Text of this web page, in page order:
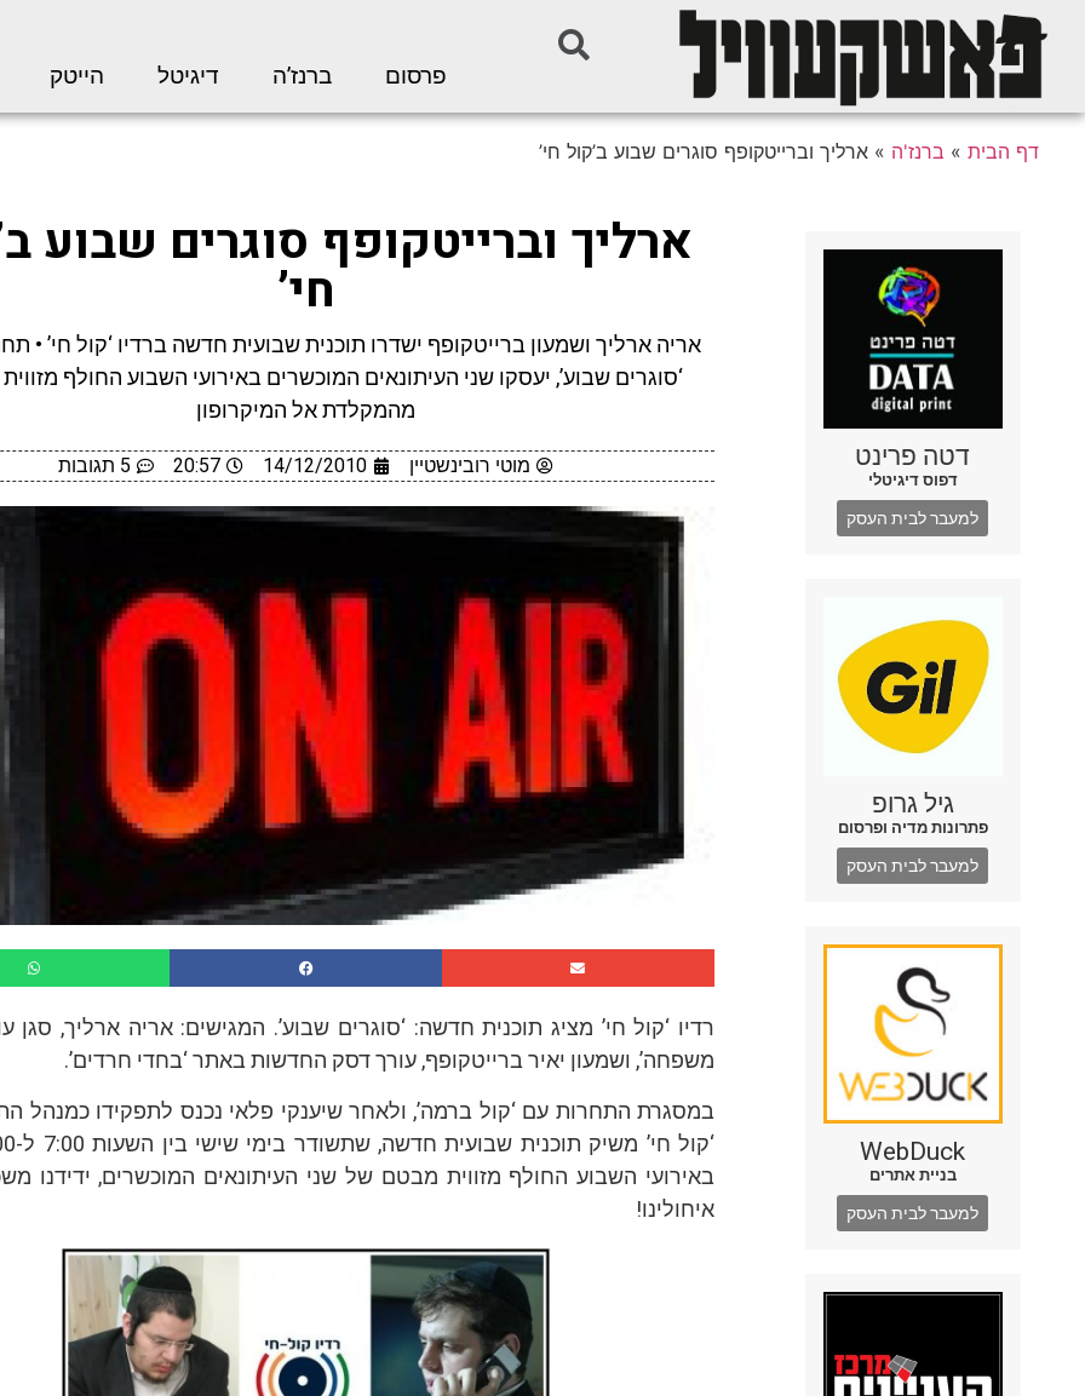
פרסום ברנז’ה דיגיטל הייטק
דף הבית » ברנז'ה »ארליך וברייטקופף סוגרים שבוע ב’קול חי’
דטה פרינט
דפוס דיגיטלי
למעבר לבית העסק
גיל גרופ
פתרונות מדיה ופרסום
למעבר לבית העסק
WebDuck
בניית אתרים
למעבר לבית העסק
ארליך וברייטקופף סוגרים שבוע
חי’
אריה ארליך ושמעון ברייטקופף ישדרו תוכנית שבועית חדשה ברדיו ‘קול חי’ •
‘סוגרים שבוע’, יעסקו שני העיתונאים המוכשרים באירועי השבוע החולף
מהמקלדת אל המיקרופון
מוטי רובינשטיין 14/12/2010
20:57 5 תגובות
רדיו ‘קול חי’ מציג תוכנית חדשה: ‘סוגרים שבוע’. המגישים: אריה ארליך, סגן
משפחה’, ושמעון יאיר ברייטקופף, עורך דסק החדשות באתר ‘בחדי חרדים’.
במסגרת התחרות עם ‘קול ברמה’, ולאחר שיענקי פלאי נכנס לתפקידו כמנהל
באירועי השבוע החולף מזווית מבטם של שני העיתונאים המוכשרים, ידידנו
איחולינו!